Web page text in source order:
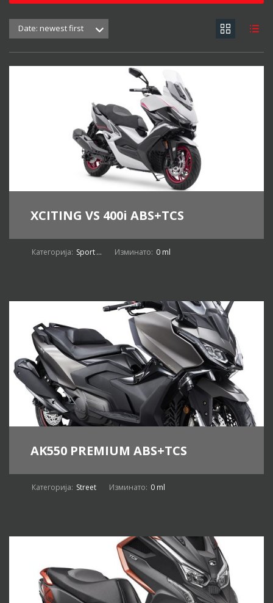
Date: newest first
XCITING VS 400i ABS+TCS
Категорија: Sport... Изминато: 0 ml
AK550 PREMIUM ABS+TCS
Категорија: Street Изминато: 0 ml